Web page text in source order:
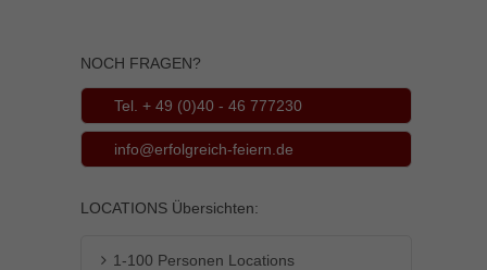
NOCH FRAGEN?
Tel. + 49 (0)40 - 46 777230
info@erfolgreich-feiern.de
LOCATIONS Übersichten:
1-100 Personen Locations